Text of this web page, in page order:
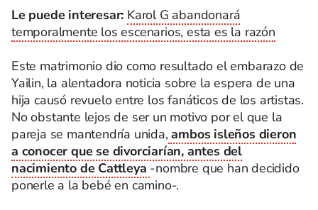
Le puede interesar: Karol G abandonará
temporalmente los escenarios, esta es la razón
Este matrimonio dio como resultado el embarazo de
Yailin, la alentadora noticia sobre la espera de una
hija causó revuelo entre los fanáticos de los artistas.
No obstante lejos de ser un motivo por el que la
pareja se mantendría unida, ambos isleños dieron
a conocer que se divorciarían, antes del
nacimiento de Cattleya -nombre que han decidido
ponerle a la bebé en camino-.